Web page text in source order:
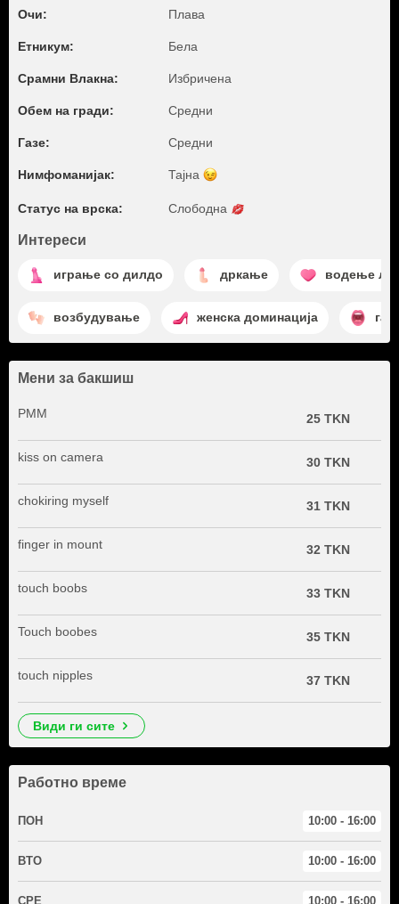
Очи: Плава
Етникум: Бела
Срамни Влакна: Избричена
Обем на гради: Средни
Газе: Средни
Нимфоманијак: Тајна
Статус на врска: Слободна
Интереси
играње со дилдо дркање водење
возбудување женска доминација газ
Мени за бакшиш
PMM 25 TKN
kiss on camera 30 TKN
chokiring myself 31 TKN
finger in mount 32 TKN
touch boobs 33 TKN
Touch boobes 35 TKN
touch nipples 37 TKN
види ги сите
Работно време
ПОН 10:00 - 16:00
ВТО 10:00 - 16:00
СРЕ 10:00 - 16:00